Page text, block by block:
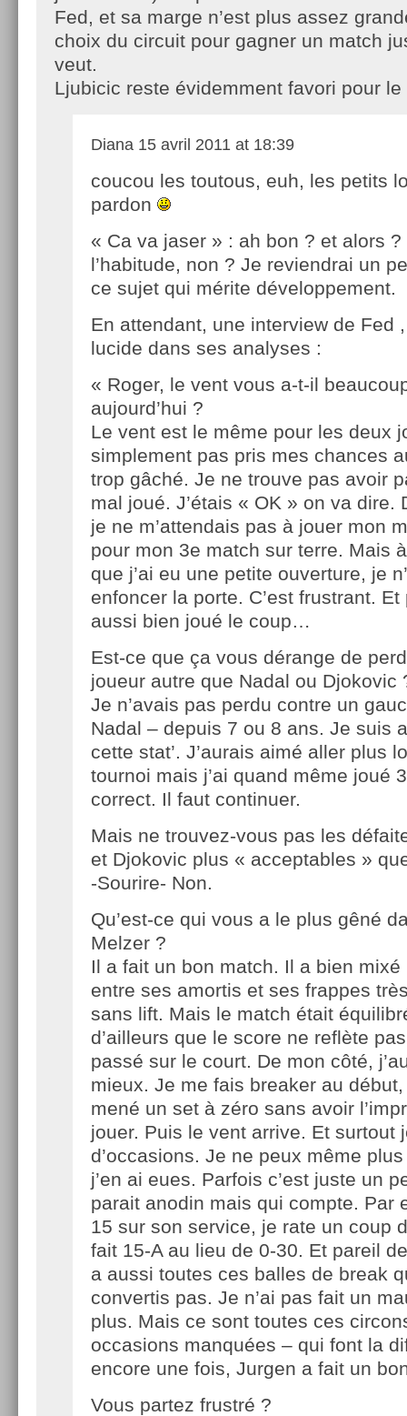
Fed, et sa marge n’est plus assez
choix du circuit pour gagner un match
veut.
Ljubicic reste évidemment favori pour le
Diana 15 avril 2011 at 18:39
coucou les toutous, euh, les petits
pardon
« Ca va jaser » : ah bon ? et alors ?
l’habitude, non ? Je reviendrai un
ce sujet qui mérite développement.
En attendant, une interview de Fed
lucide dans ses analyses :
« Roger, le vent vous a-t-il
aujourd’hui ?
Le vent est le même pour les deux
simplement pas pris mes chances
trop gâché. Je ne trouve pas avoir
mal joué. J’étais « OK » on va dire.
je ne m’attendais pas à jouer mon
pour mon 3e match sur terre. Mais
que j’ai eu une petite ouverture, je
enfoncer la porte. C’est frustrant.
aussi bien joué le coup…
Est-ce que ça vous dérange de
joueur autre que Nadal ou Djokovic
Je n’avais pas perdu contre un
Nadal – depuis 7 ou 8 ans. Je suis
cette stat’. J’aurais aimé aller plus
tournoi mais j’ai quand même joué
correct. Il faut continuer.
Mais ne trouvez-vous pas les
et Djokovic plus « acceptables »
-Sourire- Non.
Qu’est-ce qui vous a le plus gêné
Melzer ?
Il a fait un bon match. Il a bien
entre ses amortis et ses frappes
sans lift. Mais le match était
d’ailleurs que le score ne reflète
passé sur le court. De mon côté,
mieux. Je me fais breaker au
mené un set à zéro sans avoir
jouer. Puis le vent arrive. Et surtout
d’occasions. Je ne peux même
j’en ai eues. Parfois c’est juste un
parait anodin mais qui compte. Par
15 sur son service, je rate un coup
fait 15-A au lieu de 0-30. Et pareil
a aussi toutes ces balles de break
convertis pas. Je n’ai pas fait un
plus. Mais ce sont toutes ces
occasions manquées – qui font la
encore une fois, Jurgen a fait un
Vous partez frustré ?